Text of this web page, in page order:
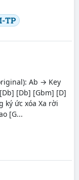
TP
Ab → Key
[Db] [Gbm] [D]
ký ức xóa Xa rời
[G...